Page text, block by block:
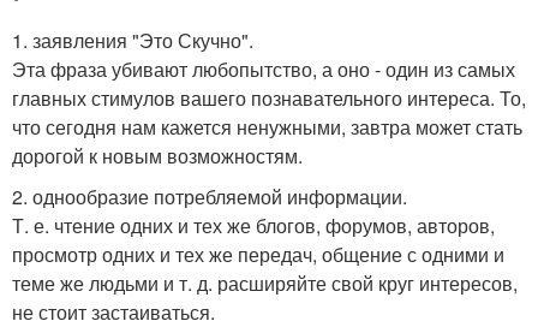
1. заявления "Это Скучно".
Эта фраза убивают любопытство, а оно - один из самых
главных стимулов вашего познавательного интереса. То,
что сегодня нам кажется ненужными, завтра может стать
дорогой к новым возможностям.
2. однообразие потребляемой информации.
Т. е. чтение одних и тех же блогов, форумов, авторов,
просмотр одних и тех же передач, общение с одними и
теме же людьми и т. д. расширяйте свой круг интересов,
не стоит застаиваться.